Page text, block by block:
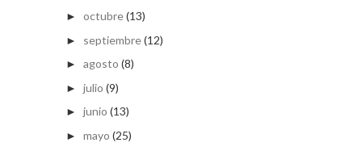
► octubre(13)
► septiembre(12)
► agosto (8)
► julio (9)
► junio (13)
► mayo (25)